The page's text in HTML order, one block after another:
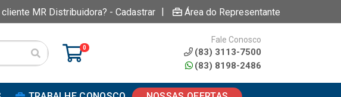
cliente MR Distribuidora? - Cadastrar | Área do Representante
0
Fale Conosco
(83) 3113-7500
(83) 8198-2486